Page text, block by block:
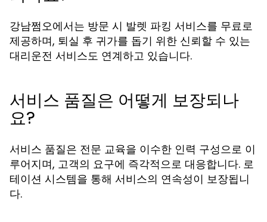
강남쩜오에서는 방문 시 발렛 파킹 서비스를 무료로
제공하며, 퇴실 후 귀가를 돕기 위한 신뢰할 수 있는
대리운전 서비스도 연계하고 있습니다.
서비스 품질은 어떻게 보장되나
요?
서비스 품질은 전문 교육을 이수한 인력 구성으로 이
루어지며, 고객의 요구에 즉각적으로 대응합니다. 로
테이션 시스템을 통해 서비스의 연속성이 보장됩니
다.